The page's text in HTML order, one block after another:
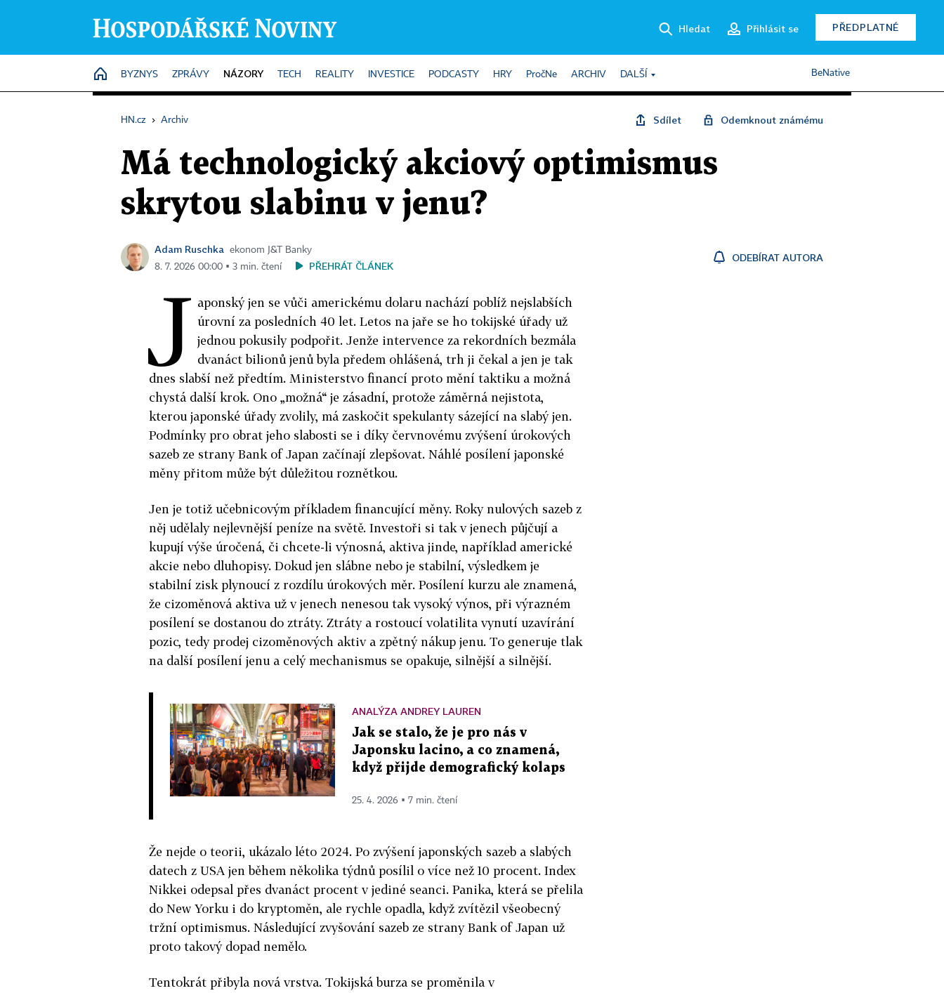
Hledat Přihlásit se PŘEDPLATNÉ
HOME
BYZNYS ZPRÁVY NÁZORY TECH REALITY INVESTICE PODCASTY HRY PročNe ARCHIV DALŠÍ BeNative
HN.cz › Archiv Sdílet Odemknout známému
Má technologický akciový optimismus
skrytou slabinu v jenu?
Adam Ruschka
ekonom J&T Banky
8. 7. 2026 00:00 ▪ 3 min. čtení
PŘEHRÁT ČLÁNEK
ODEBÍRAT AUTORA
J aponský jen se vůči americkému dolaru nachází poblíž nejslabších
úrovní za posledních 40 let. Letos na jaře se ho tokijské úřady už
jednou pokusily podpořit. Jenže intervence za rekordních bezmála
dvanáct bilionů jenů byla předem ohlášená, trh ji čekal a jen je tak
dnes slabší než předtím. Ministerstvo financí proto mění taktiku a možná
chystá další krok. Ono „možná“ je zásadní, protože záměrná nejistota,
kterou japonské úřady zvolily, má zaskočit spekulanty sázející na slabý jen.
Podmínky pro obrat jeho slabosti se i díky červnovému zvýšení úrokových
sazeb ze strany Bank of Japan začínají zlepšovat. Náhlé posílení japonské
měny přitom může být důležitou roznětkou.
Jen je totiž učebnicovým příkladem financující měny. Roky nulových sazeb z
něj udělaly nejlevnější peníze na světě. Investoři si tak v jenech půjčují a
kupují výše úročená, či chcete-li výnosná, aktiva jinde, například americké
akcie nebo dluhopisy. Dokud jen slábne nebo je stabilní, výsledkem je
stabilní zisk plynoucí z rozdílu úrokových měr. Posílení kurzu ale znamená,
že cizoměnová aktiva už v jenech nenesou tak vysoký výnos, při výrazném
posílení se dostanou do ztráty. Ztráty a rostoucí volatilita vynutí uzavírání
pozic, tedy prodej cizoměnových aktiv a zpětný nákup jenu. To generuje tlak
na další posílení jenu a celý mechanismus se opakuje, silnější a silnější.
ANALÝZA ANDREY LAUREN
Jak se stalo, že je pro nás v
Japonsku lacino, a co znamená,
když přijde demografický kolaps
25. 4. 2026 ▪ 7 min. čtení
Že nejde o teorii, ukázalo léto 2024. Po zvýšení japonských sazeb a slabých
datech z USA jen během několika týdnů posílil o více než 10 procent. Index
Nikkei odepsal přes dvanáct procent v jediné seanci. Panika, která se přelila
do New Yorku i do kryptoměn, ale rychle opadla, když zvítězil všeobecný
tržní optimismus. Následující zvyšování sazeb ze strany Bank of Japan už
proto takový dopad nemělo.
Tentokrát přibyla nová vrstva. Tokijská burza se proměnila v